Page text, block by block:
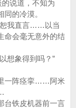
说道，不知为
的冷漠。
我直言……以当
命会毫无意外的结
想象得到吗？”
一阵痉挛……阿米
铁皮机器前一言